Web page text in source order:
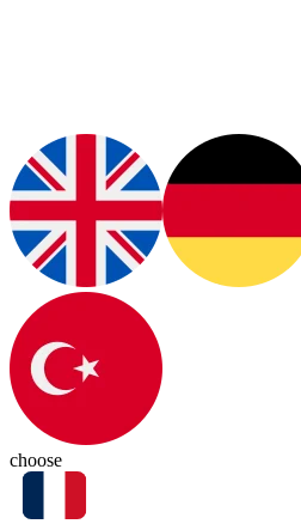
choose